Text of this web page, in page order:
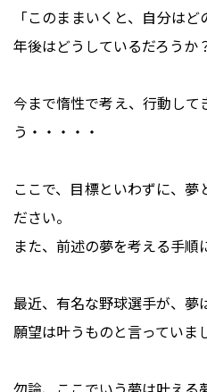
「このままいくと、自分は
年後はどうしているだろうか
今まで惰性で考え、行動して
う・・・・・
ここで、目標といわずに、夢
ださい。
また、前述の夢を考える手順
最近、有名な野球選手が、夢
願望は叶うものと言っていま